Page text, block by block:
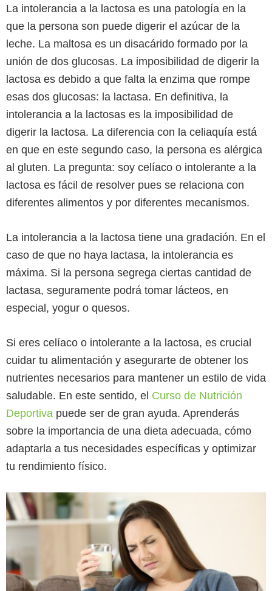
La intolerancia a la lactosa es una patología en la
que la persona son puede digerir el azúcar de la
leche. La maltosa es un disacárido formado por la
unión de dos glucosas. La imposibilidad de digerir la
lactosa es debido a que falta la enzima que rompe
esas dos glucosas: la lactasa. En definitiva, la
intolerancia a la lactosas es la imposibilidad de
digerir la lactosa. La diferencia con la celiaquía está
en que en este segundo caso, la persona es alérgica
al gluten. La pregunta: soy celíaco o intolerante a la
lactosa es fácil de resolver pues se relaciona con
diferentes alimentos y por diferentes mecanismos.
La intolerancia a la lactosa tiene una gradación. En el
caso de que no haya lactasa, la intolerancia es
máxima. Si la persona segrega ciertas cantidad de
lactasa, seguramente podrá tomar lácteos, en
especial, yogur o quesos.
Si eres celíaco o intolerante a la lactosa, es crucial
cuidar tu alimentación y asegurarte de obtener los
nutrientes necesarios para mantener un estilo de vida
saludable. En este sentido, el Curso de Nutrición
Deportiva puede ser de gran ayuda. Aprenderás
sobre la importancia de una dieta adecuada, cómo
adaptarla a tus necesidades específicas y optimizar
tu rendimiento físico.